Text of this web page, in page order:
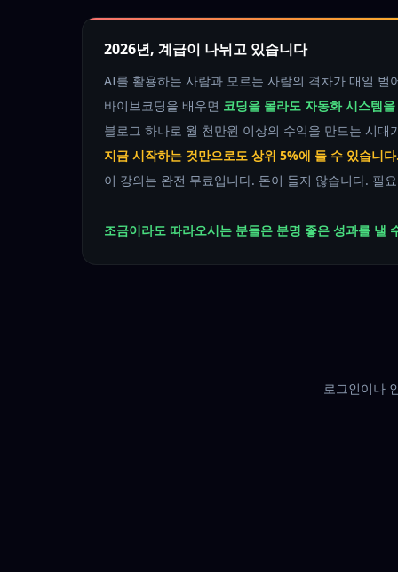
2026년, 계급이 나뉘고 있습니다
AI를 활용하는 사람과 모르는 사람의 격차가 매일 벌
바이브코딩을 배우면 코딩을 몰라도 자동화 시스템
블로그 하나로 월 천만원 이상의 수익을 만드는 시대
지금 시작하는 것만으로도 상위 5%에 들 수 있습니
이 강의는 완전 무료입니다. 돈이 들지 않습니다. 필
조금이라도 따라오시는 분들은 분명 좋은 성과를 낼
로그인이나